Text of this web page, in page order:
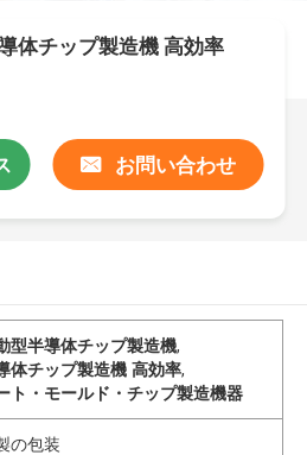
体チップ製造機 高効率
お問い合わせ
型半導体チップ製造機,
体チップ製造機 高効率,
ト・モールド・チップ製造機器
の包装